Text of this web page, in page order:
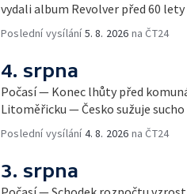
vydali album Revolver před 60 lety
Poslední vysílání5. 8. 2026 na ČT24
4. srpna
Počasí — Konec lhůty před
Litoměřicku — Česko sužuje
Poslední vysílání4. 8. 2026 na ČT24
3. srpna